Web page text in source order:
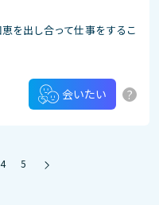
を出し合って仕事をするこ
会いたい ?
4 5